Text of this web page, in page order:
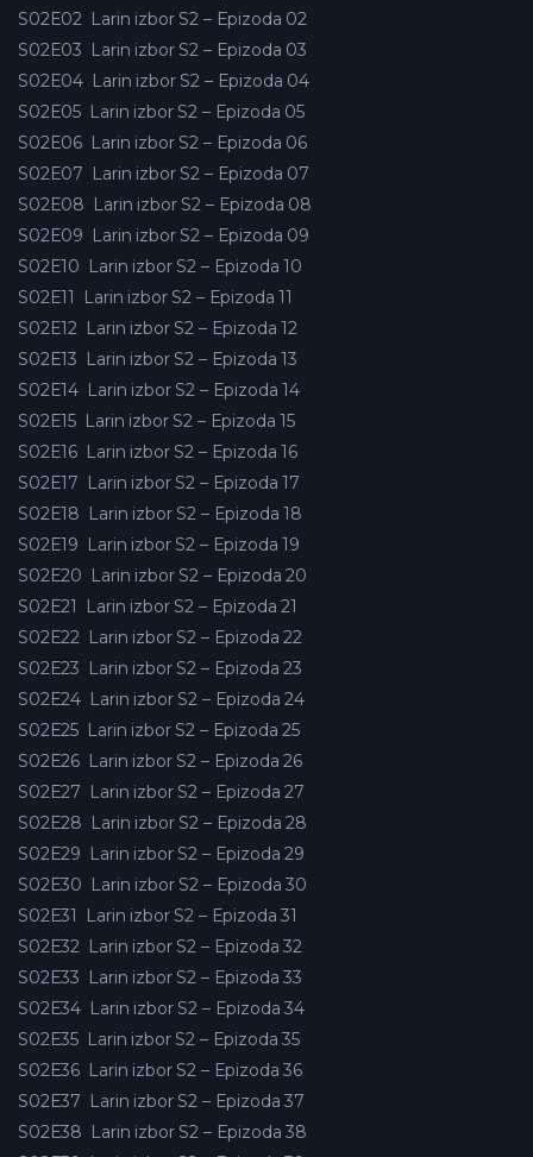
S02E02 Larin izbor S2 – Epizoda 02
S02E03 Larin izbor S2 – Epizoda 03
S02E04 Larin izbor S2 – Epizoda 04
S02E05 Larin izbor S2 – Epizoda 05
S02E06 Larin izbor S2 – Epizoda 06
S02E07 Larin izbor S2 – Epizoda 07
S02E08 Larin izbor S2 – Epizoda 08
S02E09 Larin izbor S2 – Epizoda 09
S02E10 Larin izbor S2 – Epizoda 10
S02E11
Larin izbor S2 – Epizoda 11
S02E12 Larin izbor S2 – Epizoda 12
S02E13 Larin izbor S2 – Epizoda 13
S02E14 Larin izbor S2 – Epizoda 14
S02E15 Larin izbor S2 – Epizoda 15
S02E16 Larin izbor S2 – Epizoda 16
S02E17 Larin izbor S2 – Epizoda 17
S02E18 Larin izbor S2 – Epizoda 18
S02E19 Larin izbor S2 – Epizoda 19
S02E20 Larin izbor S2 – Epizoda 20
S02E21
Larin izbor S2 – Epizoda 21
S02E22 Larin izbor S2 – Epizoda 22
S02E23 Larin izbor S2 – Epizoda 23
S02E24 Larin izbor S2 – Epizoda 24
S02E25 Larin izbor S2 – Epizoda 25
S02E26 Larin izbor S2 – Epizoda 26
S02E27 Larin izbor S2 – Epizoda 27
S02E28 Larin izbor S2 – Epizoda 28
S02E29 Larin izbor S2 – Epizoda 29
S02E30 Larin izbor S2 – Epizoda 30
S02E31
Larin izbor S2 – Epizoda 31
S02E32 Larin izbor S2 – Epizoda 32
S02E33 Larin izbor S2 – Epizoda 33
S02E34 Larin izbor S2 – Epizoda 34
S02E35 Larin izbor S2 – Epizoda 35
S02E36 Larin izbor S2 – Epizoda 36
S02E37 Larin izbor S2 – Epizoda 37
S02E38 Larin izbor S2 – Epizoda 38